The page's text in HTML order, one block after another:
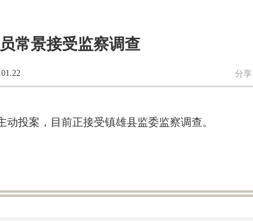
常景接受监察调查
分享
投案，目前正接受镇雄县监委监察调查。